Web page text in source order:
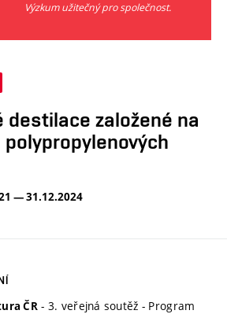
Výzkum užitečný pro společnost.
destilace založené na
— 31.12.2024
ČR - 3. veřejná soutěž - Program